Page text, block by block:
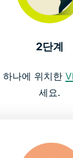
2단계
하나에 위치한
세요.